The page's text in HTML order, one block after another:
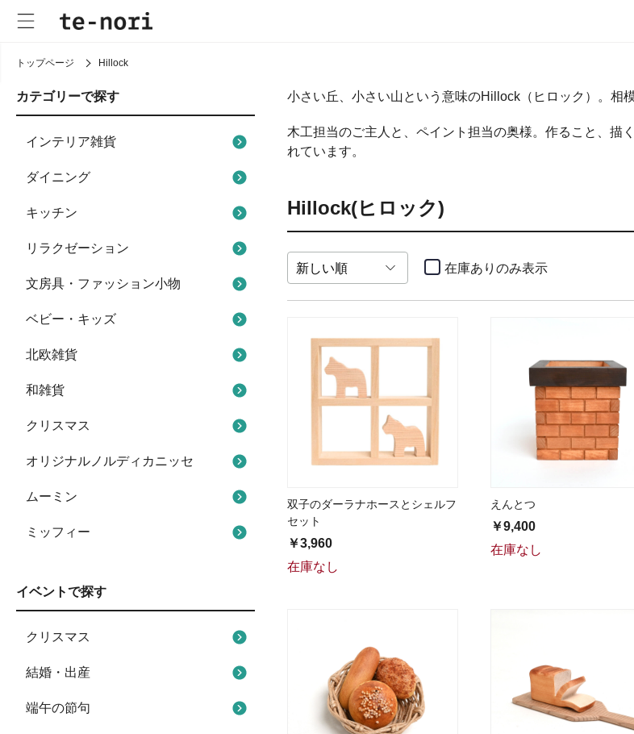
トップページ Hillock
カテゴリーで探す
インテリア雑貨
ダイニング
キッチン
リラクゼーション
文房具・ファッション小物
ベビー・キッズ
北欧雑貨
和雑貨
クリスマス
オリジナルノルディカニッセ
ムーミン
ミッフィー
イベントで探す
クリスマス
結婚・出産
端午の節句
小さい丘、小さい山という意味のHillock（ヒロック）。相
木工担当のご主人と、ペイント担当の奥様。作ること、描
れています。
Hillock(ヒロック)
在庫ありのみ表示
双子のダーラナホースとシェルフ
セット
￥3,960
在庫なし
えんとつ
￥9,400
在庫なし